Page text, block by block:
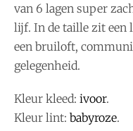
van 6 lagen super
lijf. In de taille zit een
een bruiloft,
gelegenheid.
Kleur kleed: ivoor.
Kleur lint: babyroze.